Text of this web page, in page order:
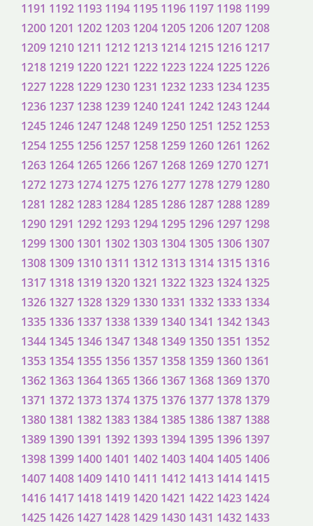
1191 1192 1193 1194 1195 1196 1197 1198 1199
1200 1201 1202 1203 1204 1205 1206 1207 1208
1209 1210 1211 1212 1213 1214 1215 1216 1217
1218 1219 1220 1221 1222 1223 1224 1225 1226
1227 1228 1229 1230 1231 1232 1233 1234 1235
1236 1237 1238 1239 1240 1241 1242 1243 1244
1245 1246 1247 1248 1249 1250 1251 1252 1253
1254 1255 1256 1257 1258 1259 1260 1261 1262
1263 1264 1265 1266 1267 1268 1269 1270 1271
1272 1273 1274 1275 1276 1277 1278 1279 1280
1281 1282 1283 1284 1285 1286 1287 1288 1289
1290 1291 1292 1293 1294 1295 1296 1297 1298
1299 1300 1301 1302 1303 1304 1305 1306 1307
1308 1309 1310 1311 1312 1313 1314 1315 1316
1317 1318 1319 1320 1321 1322 1323 1324 1325
1326 1327 1328 1329 1330 1331 1332 1333 1334
1335 1336 1337 1338 1339 1340 1341 1342 1343
1344 1345 1346 1347 1348 1349 1350 1351 1352
1353 1354 1355 1356 1357 1358 1359 1360 1361
1362 1363 1364 1365 1366 1367 1368 1369 1370
1371 1372 1373 1374 1375 1376 1377 1378 1379
1380 1381 1382 1383 1384 1385 1386 1387 1388
1389 1390 1391 1392 1393 1394 1395 1396 1397
1398 1399 1400 1401 1402 1403 1404 1405 1406
1407 1408 1409 1410 1411 1412 1413 1414 1415
1416 1417 1418 1419 1420 1421 1422 1423 1424
1425 1426 1427 1428 1429 1430 1431 1432 1433